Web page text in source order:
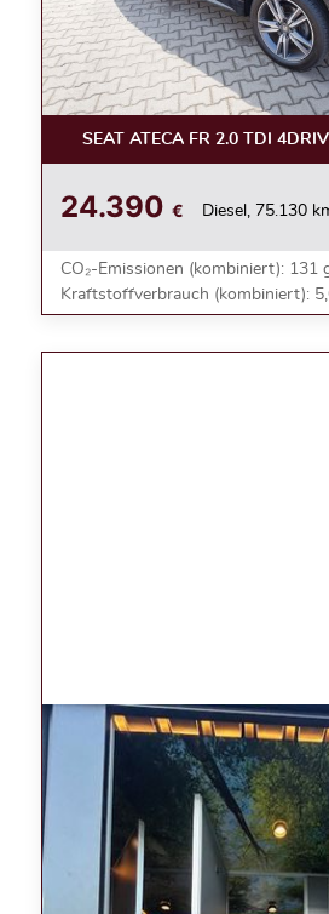
SEAT ATECA FR 2.0 TDI
24.390 € Diesel, 75.130
CO₂-Emissionen (kombiniert): 131
Kraftstoffverbrauch (kombiniert):